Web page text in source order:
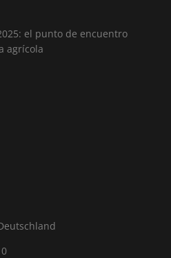
2025: el punto de encuentro
agrícola